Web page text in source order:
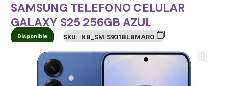
SAMSUNG TELEFONO CELULAR
GALAXY S25 256GB AZUL
Disponible SKU: NB_SM-S931BLBMARO